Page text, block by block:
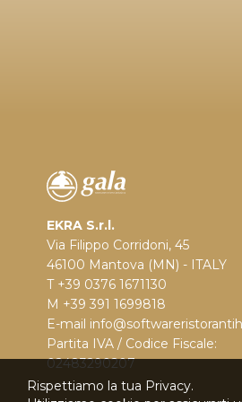
EKRA S.r.l.
Via Filippo Corridoni, 45
46100 Mantova (MN) - ITALY
T +39 0376 1671130
M +39 391 1699818
E-mail
Partita IVA / Codice Fiscale:
02483290207
Rispettiamo la tua Privacy.